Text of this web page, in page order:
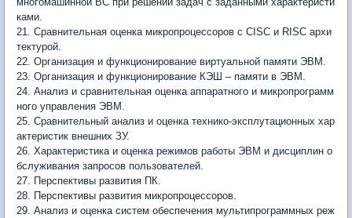
ками.
21. Сравнительная оценка микропроцессоров с CISC и RISC архи
тектурой.
22. Организация и функционирование виртуальной памяти ЭВМ.
23. Организация и функционирование КЭШ – памяти в ЭВМ.
24. Анализ и сравнительная оценка аппаратного и микропрограмм
ного управления ЭВМ.
25. Сравнительный анализ и оценка технико-эксплутационных хар
актеристик внешних ЗУ.
26. Характеристика и оценка режимов работы ЭВМ и дисциплин о
бслуживания запросов пользователей.
27. Перспективы развития ПК.
28. Перспективы развития микропроцессоров.
29. Анализ и оценка систем обеспечения мультипрограммных реж